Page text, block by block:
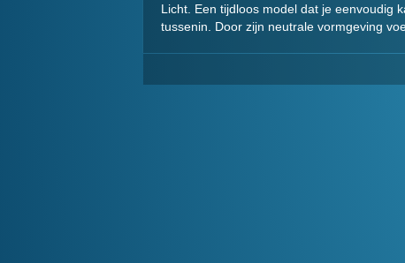
Licht. Een tijdloos model dat je eenvoudig
tussenin. Door zijn neutrale vormgeving